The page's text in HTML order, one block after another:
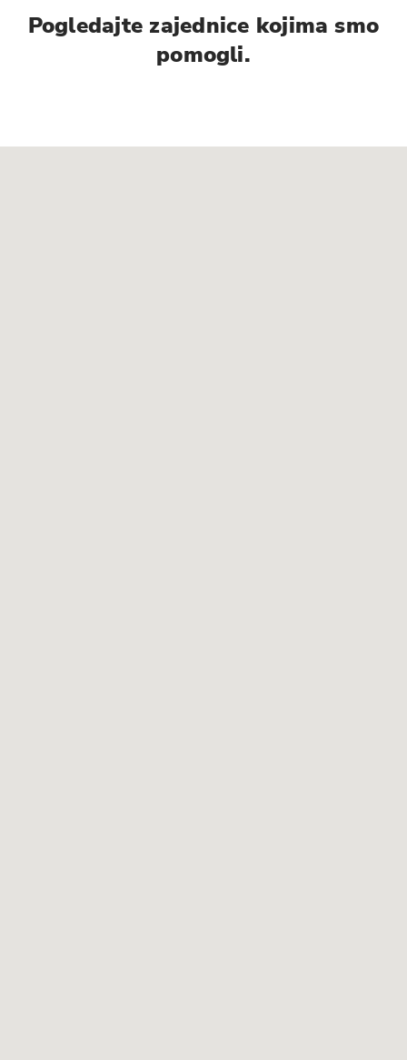
Pogledajte zajednice kojima smo
pomogli.